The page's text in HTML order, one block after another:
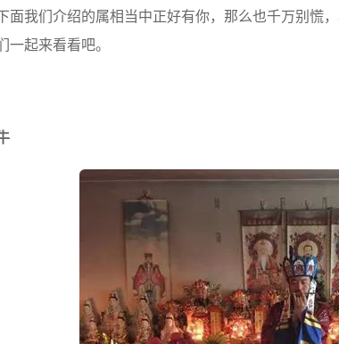
面我们介绍的属相当中正好有你，那么也千万别慌
一起来看看吧。